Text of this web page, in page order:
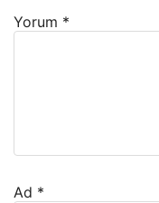
Yorum *
Ad *